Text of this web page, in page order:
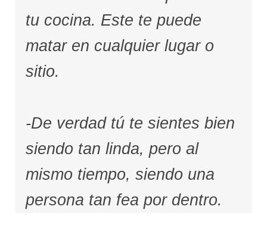
tu cocina. Este te puede
matar en cualquier lugar o
sitio.
-De verdad tú te sientes bien
siendo tan linda, pero al
mismo tiempo, siendo una
persona tan fea por dentro.